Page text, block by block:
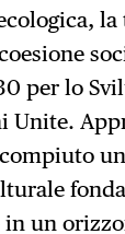
per lo
Unite.
un